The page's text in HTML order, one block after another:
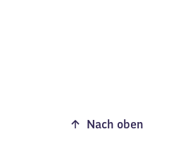
Nach oben